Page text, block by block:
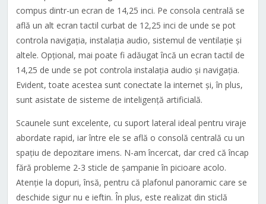
compus dintr-un ecran de 14,25 inci. Pe consola centrală se
află un alt ecran tactil curbat de 12,25 inci de unde se pot
controla navigația, instalația audio, sistemul de ventilație și
altele. Opțional, mai poate fi adăugat încă un ecran tactil de
14,25 de unde se pot controla instalația audio și navigația.
Evident, toate acestea sunt conectate la internet și, în plus,
sunt asistate de sisteme de inteligență artificială.
Scaunele sunt excelente, cu suport lateral ideal pentru viraje
abordate rapid, iar între ele se află o consolă centrală cu un
spațiu de depozitare imens. N-am încercat, dar cred că încap
fără probleme 2-3 sticle de șampanie în picioare acolo.
Atenție la dopuri, însă, pentru că plafonul panoramic care se
deschide sigur nu e ieftin. În plus, este realizat din sticlă